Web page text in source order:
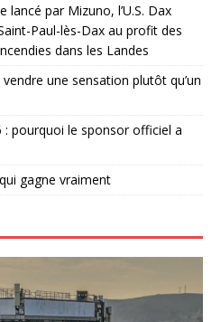
par Mizuno, l’U.S. Dax
Paul-lès-Dax au profit des
dans les Landes
vendre une sensation plutôt qu’un
pourquoi le sponsor officiel a
gagne vraiment